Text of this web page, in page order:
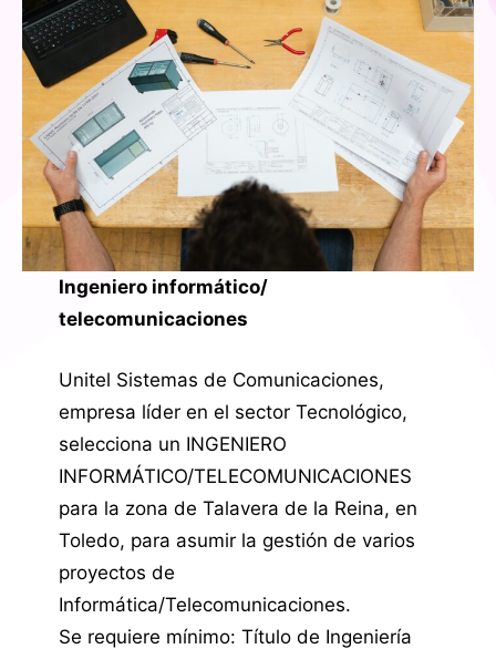
Ingeniero informático/
telecomunicaciones
Unitel Sistemas de Comunicaciones,
empresa líder en el sector Tecnológico,
selecciona un INGENIERO
INFORMÁTICO/TELECOMUNICACIONES
para la zona de Talavera de la Reina, en
Toledo, para asumir la gestión de varios
proyectos de
Informática/Telecomunicaciones.
Se requiere mínimo: Título de Ingeniería